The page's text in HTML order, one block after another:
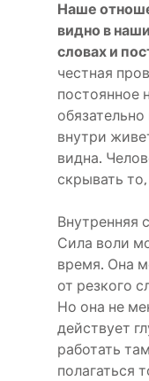
Наше
видно в
словах и
честная
постоянное
внутри
видна.
скрывать
Внутренняя
Сила воли
время. Она
от резкого
Но она не
действует
работать
полагаться